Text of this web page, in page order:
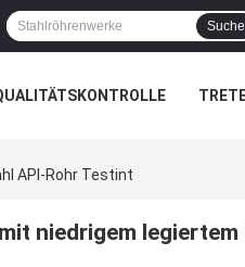
Suche
API-Rohr Testint
niedrigem